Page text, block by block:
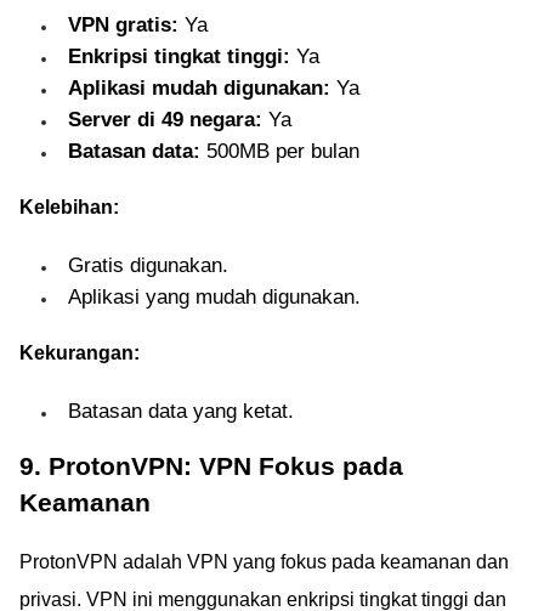
VPN gratis: Ya
Enkripsi tingkat tinggi: Ya
Aplikasi mudah digunakan: Ya
Server di 49 negara: Ya
Batasan data: 500MB per bulan
Kelebihan:
Gratis digunakan.
Aplikasi yang mudah digunakan.
Kekurangan:
Batasan data yang ketat.
9. ProtonVPN: VPN Fokus pada
Keamanan
ProtonVPN adalah VPN yang fokus pada keamanan dan
privasi. VPN ini menggunakan enkripsi tingkat tinggi dan